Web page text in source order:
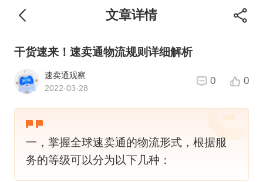
文章详情
干货速来！速卖通物流规则详细解析
速卖通观察
2022-03-28
0 0
一，掌握全球速卖通的物流形式，根据服
务的等级可以分为以下几种：